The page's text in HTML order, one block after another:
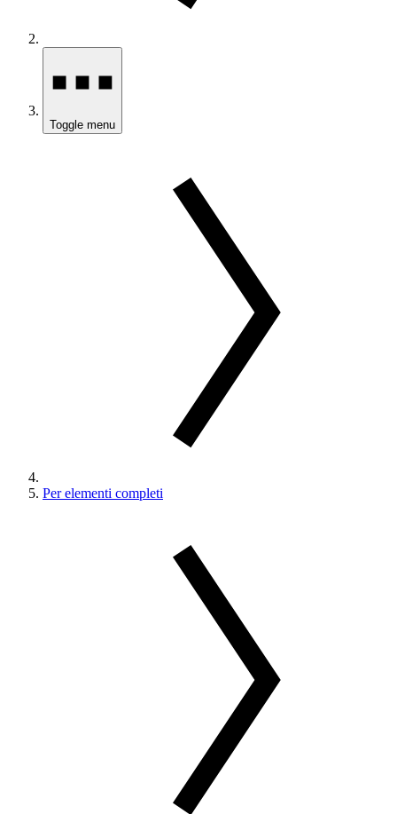
Toggle menu
Per elementi completi